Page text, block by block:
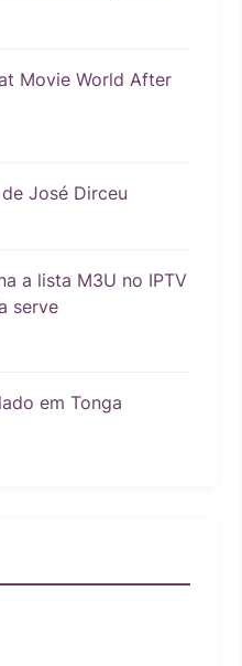
Movie World After
José Dirceu
a lista M3U no IPTV
serve
em Tonga